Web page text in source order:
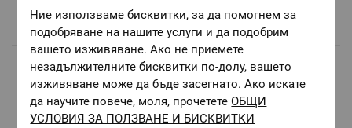
Цветове и десени за всеки вкус и стил
Комбинирай с
Ние използваме бисквитки, за да помогнем за
подобряване на нашите услуги и да подобрим
вашето изживяване. Ако не приемете
незадължителните бисквитки по-долу, вашето
изживяване може да бъде засегнато. Ако искате
да научите повече, моля, прочететеОБЩИ
УСЛОВИЯ ЗА ПОЛЗВАНЕ И БИСКВИТКИ